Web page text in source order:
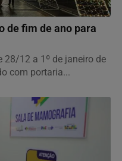
de fim de ano para
28/12 a 1º de janeiro de
com portaria...